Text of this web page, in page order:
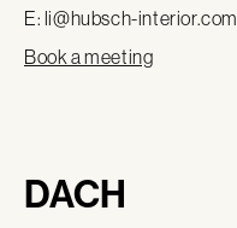
E: li@hubsch-interior.com
Book a meeting
DACH